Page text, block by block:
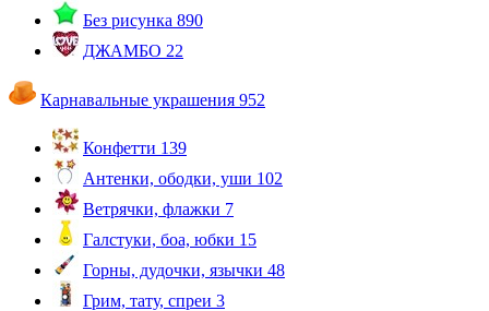
Без рисунка 890
ДЖАМБО 22
Карнавальные украшения 952
Конфетти 139
Антенки, ободки, уши 102
Ветрячки, флажки 7
Галстуки, боа, юбки 15
Горны, дудочки, язычки 48
Грим, тату, спреи 3